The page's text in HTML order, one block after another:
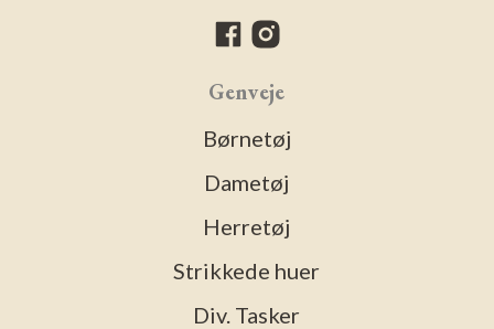
Genveje
Børnetøj
Dametøj
Herretøj
Strikkede huer
Div. Tasker